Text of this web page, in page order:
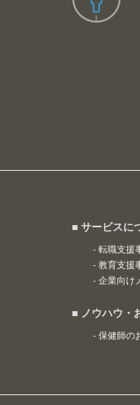
■ サービスに
- 転職支援
- 教育支援
- 企業向け
■ ノウハウ・
- 保健師の